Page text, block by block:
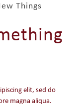
Things
elit, sed do
magna aliqua.